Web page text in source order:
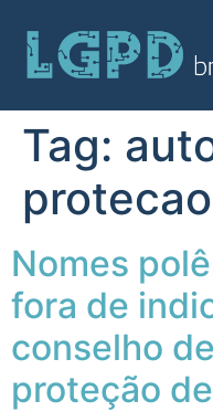
Tag:
Nomes
fora de
conselho
proteção